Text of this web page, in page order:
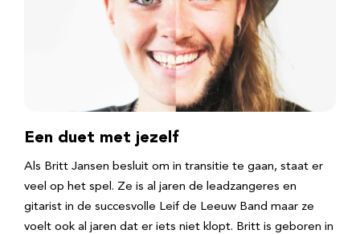
Een duet met jezelf
Als Britt Jansen besluit om in transitie te gaan, staat er
veel op het spel. Ze is al jaren de leadzangeres en
gitarist in de succesvolle Leif de Leeuw Band maar ze
voelt ook al jaren dat er iets niet klopt. Britt is geboren in